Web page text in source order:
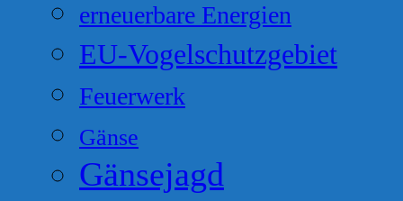
erneuerbare Energien
EU-Vogelschutzgebiet
Feuerwerk
Gänse
Gänsejagd